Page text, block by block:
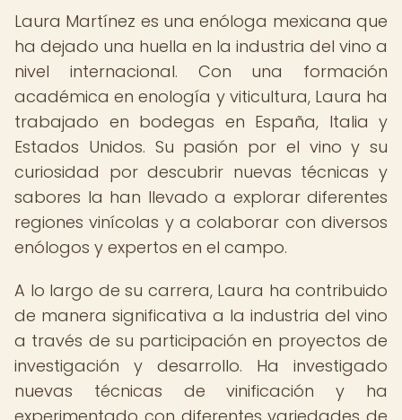
Laura Martínez es una enóloga mexicana que
ha dejado una huella en la industria del vino a
nivel internacional. Con una formación
académica en enología y viticultura, Laura ha
trabajado en bodegas en España, Italia y
Estados Unidos. Su pasión por el vino y su
curiosidad por descubrir nuevas técnicas y
sabores la han llevado a explorar diferentes
regiones vinícolas y a colaborar con diversos
enólogos y expertos en el campo.
A lo largo de su carrera, Laura ha contribuido
de manera significativa a la industria del vino
a través de su participación en proyectos de
investigación y desarrollo. Ha investigado
nuevas técnicas de vinificación y ha